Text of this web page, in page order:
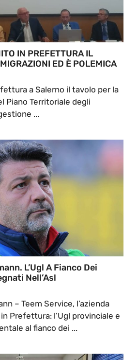
IN PREFETTURA IL
ED È POLEMICA
a Salerno il tavolo per la
Piano Territoriale degli
...
L’Ugl A Fianco Dei
Nell’Asl
– Teem Service, l’azienda
Prefettura: l’Ugl provinciale e
al fianco dei ...